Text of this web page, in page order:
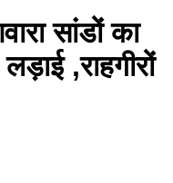
सांडों का
,राहगीरों